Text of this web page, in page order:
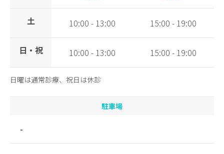
土 10:00 - 13:00 15:00 - 19:00
日・祝 10:00 - 13:00 15:00 - 19:00
日曜は通常診療、祝日は休診
駐車場
-